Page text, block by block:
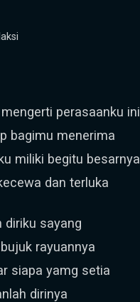
perasaanku ini
bagimu menerima
miliki begitu besarnya
dan terluka
diriku sayang
rayuannya
siapa yamg setia
dirinya